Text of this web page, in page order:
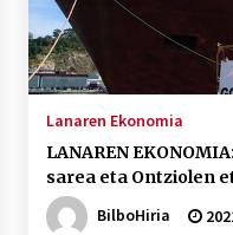
da
2026/
2026/
Auritz
Lanaren Ekonomia
LANAREN
sarea eta Ontziolen
BilboHiria